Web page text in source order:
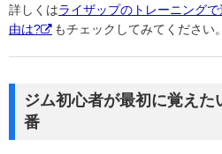
詳しくはライザップのトレーニング
由は?
もチェックしてみてください。
ジム初心者が最初に覚え
番